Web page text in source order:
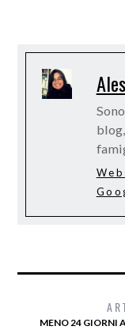
MENO 24 GIORNI